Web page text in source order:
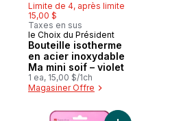
Limite de 4, après limite
15,00 $
Taxes en sus
Coup de cœur
le Choix du Président
Bouteille isotherme
en acier inoxydable
Ma mini soif – violet
1 ea, 15,00 $/1ch
Magasiner Offre